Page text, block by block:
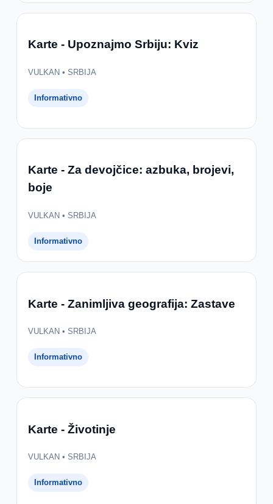
Karte - Upoznajmo Srbiju: Kviz
VULKAN • SRBIJA
Informativno
Karte - Za devojčice: azbuka, brojevi,
boje
VULKAN • SRBIJA
Informativno
Karte - Zanimljiva geografija: Zastave
VULKAN • SRBIJA
Informativno
Karte - Životinje
VULKAN • SRBIJA
Informativno